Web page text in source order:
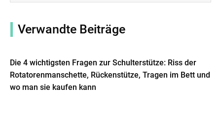
Verwandte Beiträge
Die 4 wichtigsten Fragen zur Schulterstütze: Riss der
Rotatorenmanschette, Rückenstütze, Tragen im Bett und
wo man sie kaufen kann